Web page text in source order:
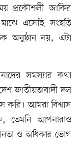
প্রকৌশলী জাকির
এসেছি সংহতি
অনুষ্ঠান নয়, এটা
সমস্যার কথা
জাতীয়তাবাদী দল
করি। আমরা বিশ্বাস
তেমনি আপনারাও
ও অধিকার ভোগ